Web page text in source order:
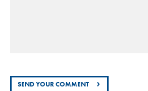
›
SEND YOUR COMMENT